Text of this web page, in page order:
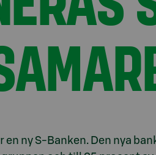
ny S-Banken. Den nya